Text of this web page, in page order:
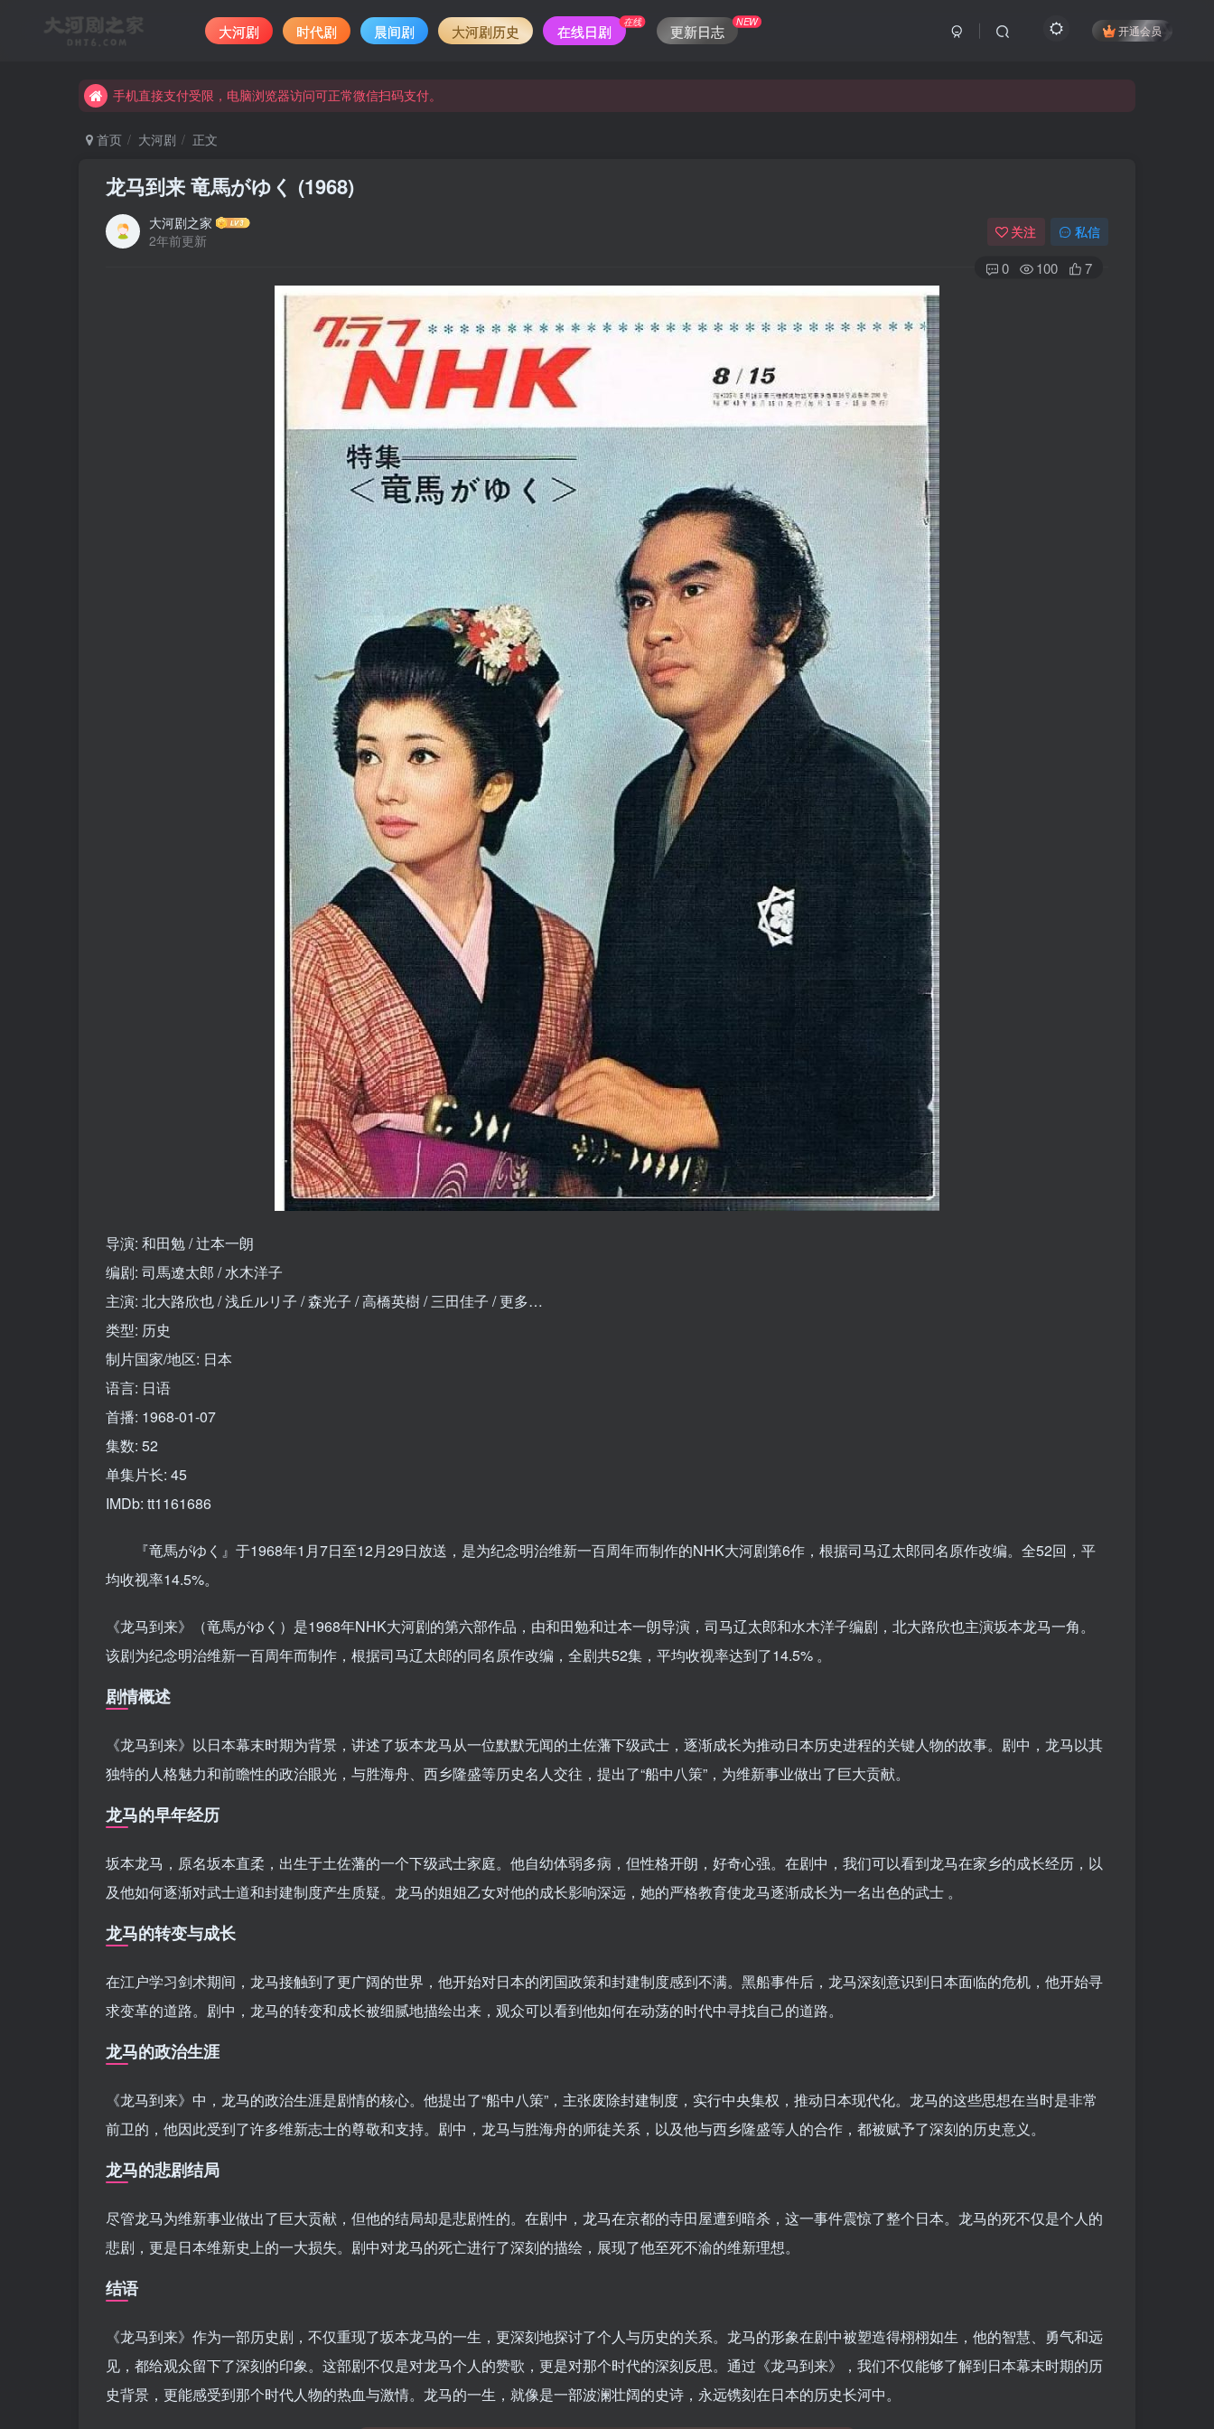
大河剧 时代剧 晨间剧 大河剧历史 在线日剧
在线
更新日志
NEW
开通会员
手机直接支付受限，电脑浏览器访问可正常微信扫码支付。
手机直接支付受限，电脑浏览器访问可正常微信扫码支付。
首页 大河剧 正文
龙马到来 竜馬がゆく (1968)
大河剧之家
2年前更新
关注 私信
0 100 7
导演: 和田勉 / 辻本一朗
编剧: 司馬遼太郎 / 水木洋子
主演: 北大路欣也 / 浅丘ルリ子 / 森光子 / 高橋英樹 / 三田佳子 / 更多…
类型: 历史
制片国家/地区: 日本
语言: 日语
首播: 1968-01-07
集数: 52
单集片长: 45
IMDb: tt1161686
『竜馬がゆく』于1968年1月7日至12月29日放送，是为纪念明治维新一百周年而制作的NHK大河剧第6作，根据司马辽太郎同名原作改编。全52回，平
均收视率14.5%。
《龙马到来》（竜馬がゆく）是1968年NHK大河剧的第六部作品，由和田勉和辻本一朗导演，司马辽太郎和水木洋子编剧，北大路欣也主演坂本龙马一角。
该剧为纪念明治维新一百周年而制作，根据司马辽太郎的同名原作改编，全剧共52集，平均收视率达到了14.5% 。
剧情概述
《龙马到来》以日本幕末时期为背景，讲述了坂本龙马从一位默默无闻的土佐藩下级武士，逐渐成长为推动日本历史进程的关键人物的故事。剧中，龙马以其
独特的人格魅力和前瞻性的政治眼光，与胜海舟、西乡隆盛等历史名人交往，提出了“船中八策”，为维新事业做出了巨大贡献。
龙马的早年经历
坂本龙马，原名坂本直柔，出生于土佐藩的一个下级武士家庭。他自幼体弱多病，但性格开朗，好奇心强。在剧中，我们可以看到龙马在家乡的成长经历，以
及他如何逐渐对武士道和封建制度产生质疑。龙马的姐姐乙女对他的成长影响深远，她的严格教育使龙马逐渐成长为一名出色的武士 。
龙马的转变与成长
在江户学习剑术期间，龙马接触到了更广阔的世界，他开始对日本的闭国政策和封建制度感到不满。黑船事件后，龙马深刻意识到日本面临的危机，他开始寻
求变革的道路。剧中，龙马的转变和成长被细腻地描绘出来，观众可以看到他如何在动荡的时代中寻找自己的道路。
龙马的政治生涯
《龙马到来》中，龙马的政治生涯是剧情的核心。他提出了“船中八策”，主张废除封建制度，实行中央集权，推动日本现代化。龙马的这些思想在当时是非常
前卫的，他因此受到了许多维新志士的尊敬和支持。剧中，龙马与胜海舟的师徒关系，以及他与西乡隆盛等人的合作，都被赋予了深刻的历史意义。
龙马的悲剧结局
尽管龙马为维新事业做出了巨大贡献，但他的结局却是悲剧性的。在剧中，龙马在京都的寺田屋遭到暗杀，这一事件震惊了整个日本。龙马的死不仅是个人的
悲剧，更是日本维新史上的一大损失。剧中对龙马的死亡进行了深刻的描绘，展现了他至死不渝的维新理想。
结语
《龙马到来》作为一部历史剧，不仅重现了坂本龙马的一生，更深刻地探讨了个人与历史的关系。龙马的形象在剧中被塑造得栩栩如生，他的智慧、勇气和远
见，都给观众留下了深刻的印象。这部剧不仅是对龙马个人的赞歌，更是对那个时代的深刻反思。通过《龙马到来》，我们不仅能够了解到日本幕末时期的历
史背景，更能感受到那个时代人物的热血与激情。龙马的一生，就像是一部波澜壮阔的史诗，永远镌刻在日本的历史长河中。